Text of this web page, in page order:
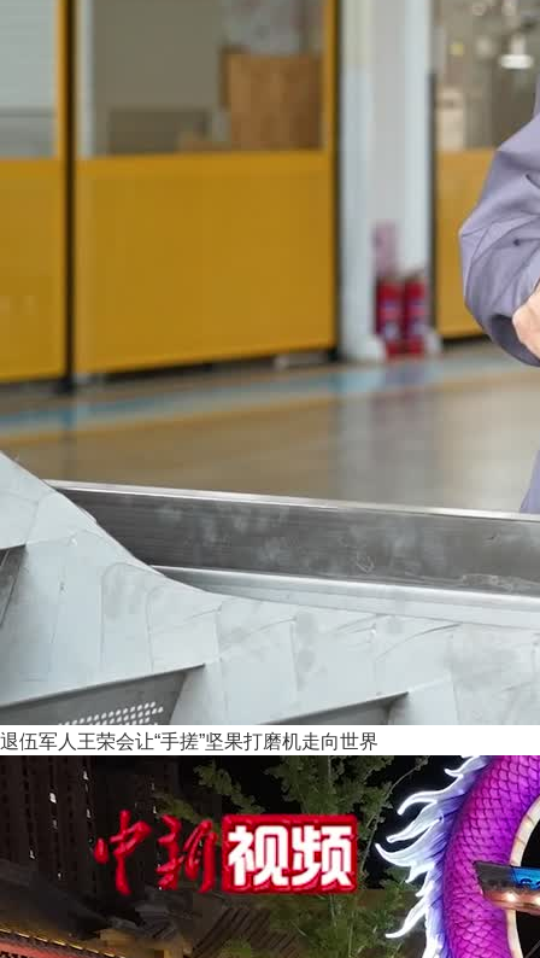
退伍军人王荣会让“手搓”坚果打磨机走向世界